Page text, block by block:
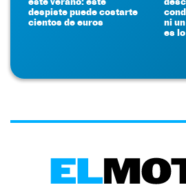
despiste puede costarte
cientos de euros
ni
es